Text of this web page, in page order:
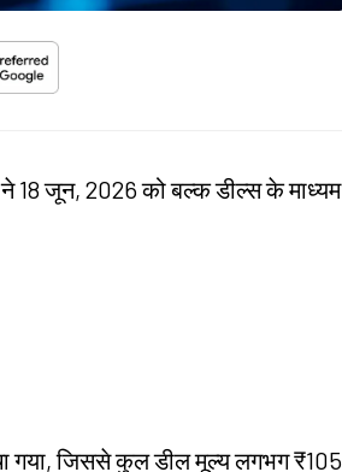
ने 18 जून, 2026 को बल्क डील्स के माध्यम
गया, जिससे कुल डील मूल्य लगभग ₹105